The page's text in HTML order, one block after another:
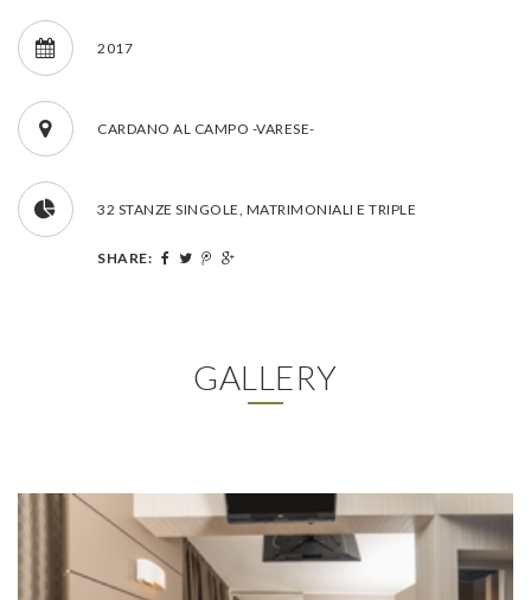
2017
CARDANO AL CAMPO -VARESE-
32 STANZE SINGOLE, MATRIMONIALI E TRIPLE
SHARE:
GALLERY